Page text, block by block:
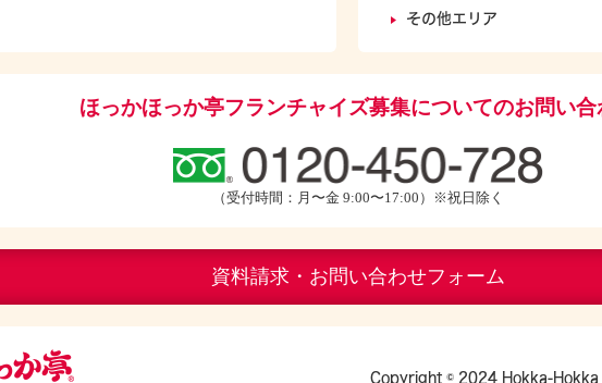
その他エリア
ほっかほっか亭フランチャイズ募集についてのお問い合
（受付時間：月〜金 9:00〜17:00）※祝日除く
資料請求・お問い合わせフォーム
Copyright © 2024 Hokka-